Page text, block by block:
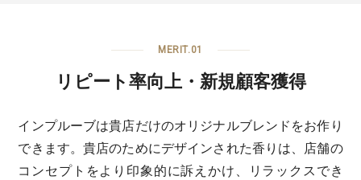
MERIT.01
リピート率向上・新規顧客獲得
インプルーブは貴店だけのオリジナルブレンドをお作り
できます。貴店のためにデザインされた香りは、店舗の
コンセプトをより印象的に訴えかけ、リラックスでき